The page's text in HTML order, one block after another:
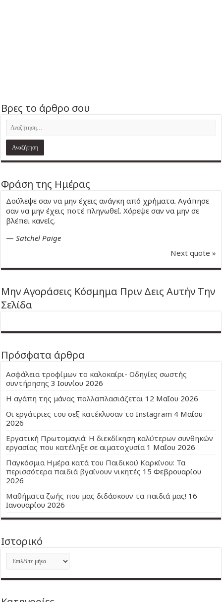
Βρες το άρθρο σου
Φράση της Ημέρας
Δούλεψε σαν να μην έχεις ανάγκη από χρήματα. Αγάπησε
σαν να μην έχεις ποτέ πληγωθεί. Χόρεψε σαν να μην σε
βλέπει κανείς.
—Satchel Paige
Next quote »
Μην Αγοράσεις Κόσμημα Πριν Δεις Αυτήν Την
Σελίδα
Πρόσφατα άρθρα
Ασφάλεια τροφίμων το καλοκαίρι- Οδηγίες σωστής
συντήρησης 3 Ιουνίου 2026
Η αγάπη της μάνας πολλαπλασιάζεται 12 Μαΐου 2026
Οι εργάτριες του σεξ κατέκλυσαν το Instagram 4 Μαΐου
2026
Εργατική Πρωτομαγιά: Η διεκδίκηση καλύτερων συνθηκών
εργασίας που κατέληξε σε αιματοχυσία 1 Μαΐου 2026
Παγκόσμια Ημέρα κατά του Παιδικού Καρκίνου: Τα
περισσότερα παιδιά βγαίνουν νικητές 15 Φεβρουαρίου
2026
Μαθήματα ζωής που μας διδάσκουν τα παιδιά μας! 16
Ιανουαρίου 2026
Ιστορικό
Ιστορικό